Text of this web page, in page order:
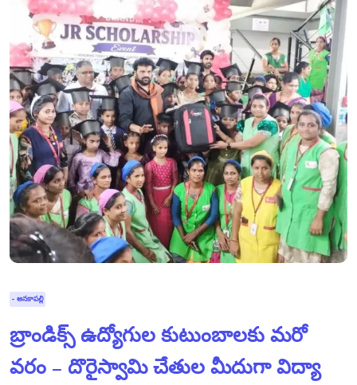
- అనకాపల్లి
బ్రాండిక్స్ ఉద్యోగుల కుటుంబాలకు మరో
వరం – దొరైస్వామి చేతుల మీదుగా విద్యా